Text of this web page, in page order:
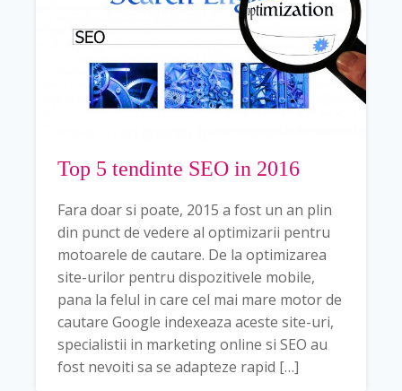
Top 5 tendinte SEO in 2016
Fara doar si poate, 2015 a fost un an plin
din punct de vedere al optimizarii pentru
motoarele de cautare. De la optimizarea
site-urilor pentru dispozitivele mobile,
pana la felul in care cel mai mare motor de
cautare Google indexeaza aceste site-uri,
specialistii in marketing online si SEO au
fost nevoiti sa se adapteze rapid […]